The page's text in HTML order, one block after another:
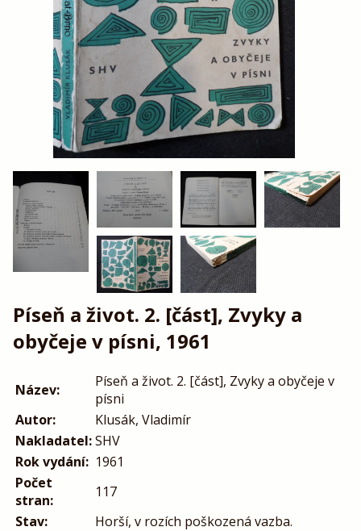
Píseň a život. 2. [část], Zvyky a
obyčeje v písni, 1961
Název:
Píseň a život. 2. [část], Zvyky a obyčeje v
písni
Autor:
Klusák, Vladimír
Nakladatel:SHV
Rok vydání: 1961
Počet
stran:
117
Stav:
Horší, v rozích poškozená vazba.